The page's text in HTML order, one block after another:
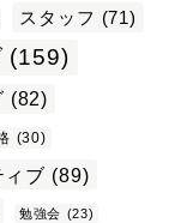
スタッフ (71)
(159)
(82)
(30)
ィブ (89)
勉強会 (23)